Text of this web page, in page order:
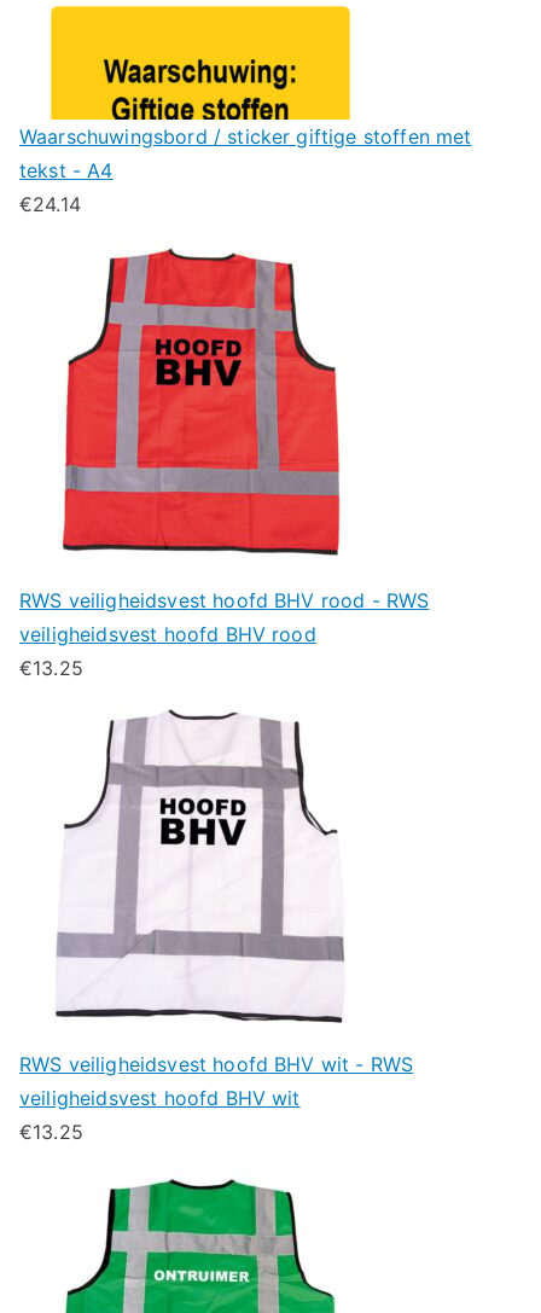
Waarschuwingsbord / sticker giftige stoffen met
tekst - A4
€24.14
RWS veiligheidsvest hoofd BHV rood - RWS
veiligheidsvest hoofd BHV rood
€13.25
RWS veiligheidsvest hoofd BHV wit - RWS
veiligheidsvest hoofd BHV wit
€13.25